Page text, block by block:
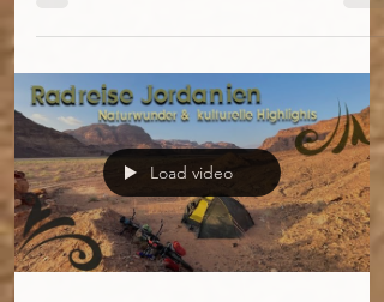
Load video